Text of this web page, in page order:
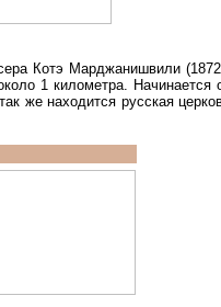
Котэ Марджанишвили
1 километра. Начинается
же находится русская